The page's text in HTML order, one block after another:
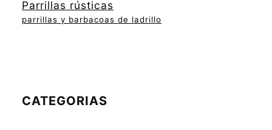
Parrillas rústicas
parrillas y barbacoas de ladrillo
CATEGORIAS